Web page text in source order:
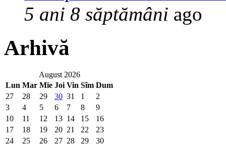
5 ani 8 săptămâni ago
Arhivă
August 2026
Lun Mar Mie Joi Vin Sîm Dum
27
28 29 30 31 1
2
3
4 5 6 7 8
9
10
11 12 13 14 15
16
17
18 19 20 21 22
23
24
25 26 27 28 29
30